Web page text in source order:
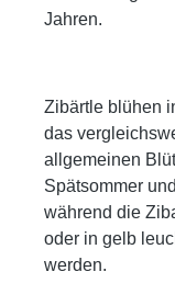
einem Stück
Wildpflaume
Erntejahr 2004 Herkunft
Früchte
Lagerung
Kastanienholzfass
Informationen
getragen von
sich mit jeder
tief und
sich mit einer
Würze und
fast meditativ
Ein Solist –
Jahren.
Zibärtle blühen
das
allgemeinen
Spätsommer
während die
oder in gelb
werden.